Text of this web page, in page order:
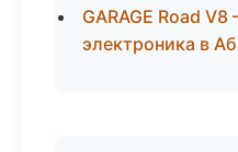
GARAGE Road
электроника в